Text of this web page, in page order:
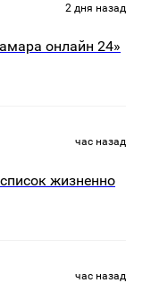
2 дня назад
онлайн 24»
час назад
жизненно
час назад